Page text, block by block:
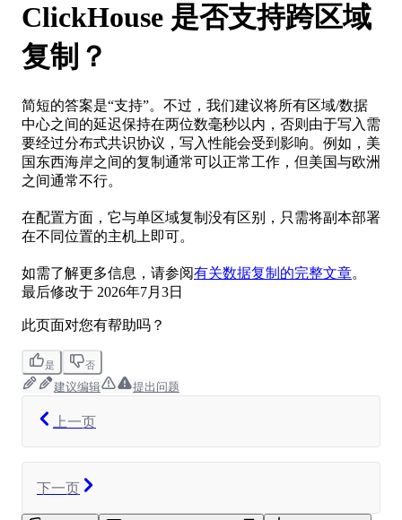
ClickHouse 是否支持跨区域
复制？
简短的答案是“支持”。不过，我们建议将所有区域/数据
中心之间的延迟保持在两位数毫秒以内，否则由于写入需
要经过分布式共识协议，写入性能会受到影响。例如，美
国东西海岸之间的复制通常可以正常工作，但美国与欧洲
之间通常不行。
在配置方面，它与单区域复制没有区别，只需将副本部署
在不同位置的主机上即可。
如需了解更多信息，请参阅有关数据复制的完整文章。
最后修改于 2026年7月3日
此页面对您有帮助吗？
是 否
建议编辑 提出问题
上一页
下一页